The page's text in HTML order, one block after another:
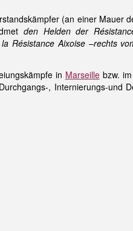
(an einer Mauer
den Helden der
Résistance Aixoise –rechts
in Marseillebzw. im
, Internierungs-und